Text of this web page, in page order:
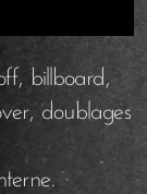
billboard,
doublages